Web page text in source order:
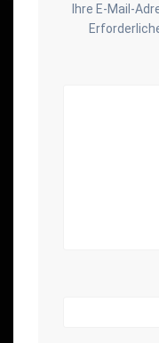
Ihre E-Mail-